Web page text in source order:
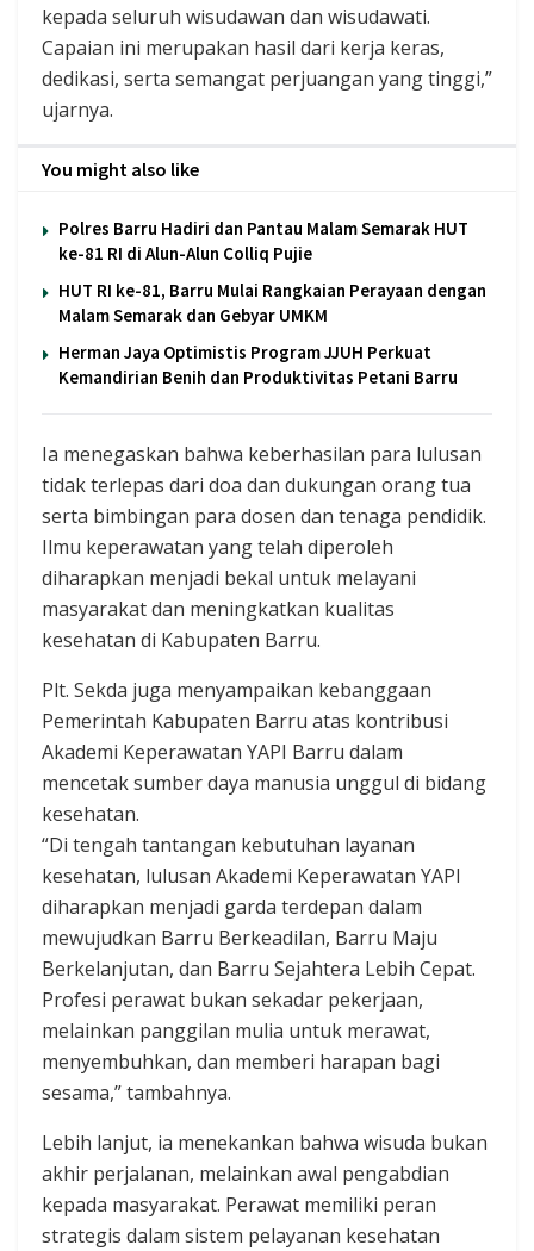
kepada seluruh wisudawan dan wisudawati.
Capaian ini merupakan hasil dari kerja keras,
dedikasi, serta semangat perjuangan yang tinggi,”
ujarnya.
You might also like
Polres Barru Hadiri dan Pantau Malam Semarak HUT
ke-81 RI di Alun-Alun Colliq Pujie
HUT RI ke-81, Barru Mulai Rangkaian Perayaan dengan
Malam Semarak dan Gebyar UMKM
Herman Jaya Optimistis Program JJUH Perkuat
Kemandirian Benih dan Produktivitas Petani Barru
Ia menegaskan bahwa keberhasilan para lulusan
tidak terlepas dari doa dan dukungan orang tua
serta bimbingan para dosen dan tenaga pendidik.
Ilmu keperawatan yang telah diperoleh
diharapkan menjadi bekal untuk melayani
masyarakat dan meningkatkan kualitas
kesehatan di Kabupaten Barru.
Plt. Sekda juga menyampaikan kebanggaan
Pemerintah Kabupaten Barru atas kontribusi
Akademi Keperawatan YAPI Barru dalam
mencetak sumber daya manusia unggul di bidang
kesehatan.
“Di tengah tantangan kebutuhan layanan
kesehatan, lulusan Akademi Keperawatan YAPI
diharapkan menjadi garda terdepan dalam
mewujudkan Barru Berkeadilan, Barru Maju
Berkelanjutan, dan Barru Sejahtera Lebih Cepat.
Profesi perawat bukan sekadar pekerjaan,
melainkan panggilan mulia untuk merawat,
menyembuhkan, dan memberi harapan bagi
sesama,” tambahnya.
Lebih lanjut, ia menekankan bahwa wisuda bukan
akhir perjalanan, melainkan awal pengabdian
kepada masyarakat. Perawat memiliki peran
strategis dalam sistem pelayanan kesehatan